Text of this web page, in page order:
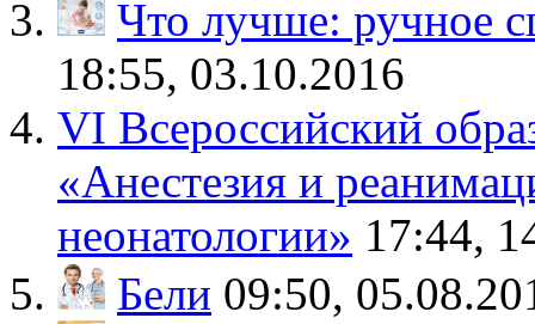
Что лучше: ручное
18:55, 03.10.2016
VI Всероссийский
«Анестезия и
неонатологии» 17:44,
Бели 09:50,